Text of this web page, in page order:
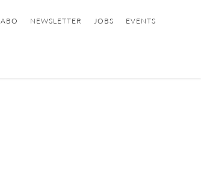
ABO NEWSLETTER JOBS EVENTS